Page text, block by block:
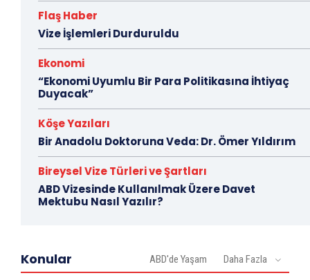
Flaş Haber
Vize İşlemleri Durduruldu
Ekonomi
“Ekonomi Uyumlu Bir Para Politikasına İhtiyaç
Duyacak”
Köşe Yazıları
Bir Anadolu Doktoruna Veda: Dr. Ömer Yıldırım
Bireysel Vize Türleri ve Şartları
ABD Vizesinde Kullanılmak Üzere Davet
Mektubu Nasıl Yazılır?
Konular ABD'de Yaşam Daha Fazla